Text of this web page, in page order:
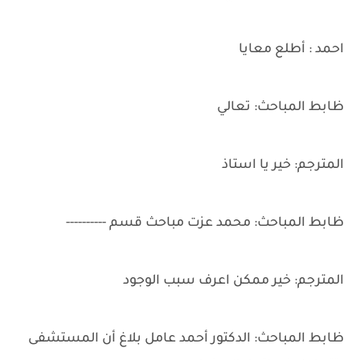
احمد : أطلع معايا
ظابط المباحث: تعالي
المترجم: خير يا استاذ
ظابط المباحث: محمد عزت مباحث قسم ----------
المترجم: خير ممكن اعرف سبب الوجود
ظابط المباحث: الدكتور أحمد عامل بلاغ أن المستشفى